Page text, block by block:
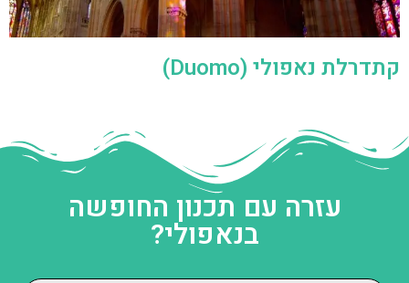
קתדרלת נאפולי (Duomo)
עזרה עם תכנון החופשה
בנאפולי?